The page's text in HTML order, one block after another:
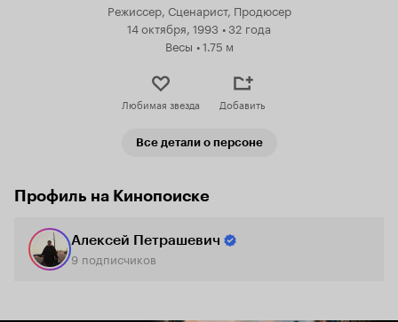
Режиссер, Сценарист, Продюсер
14 октября, 1993 •32 года
Весы •1.75 м
Любимая звезда Добавить
Все детали о персоне
Профиль на Кинопоиске
Алексей Петрашевич
9 подписчиков